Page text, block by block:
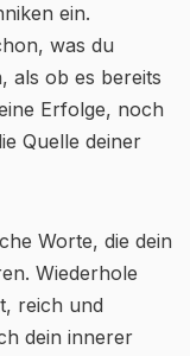
ein.
was du
als ob es bereits
Erfolge, noch
Quelle deiner
Worte, die dein
Wiederhole
reich und
dein innerer